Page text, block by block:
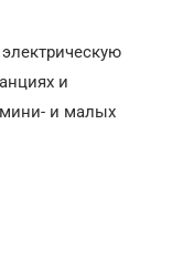
и
мини- и малых